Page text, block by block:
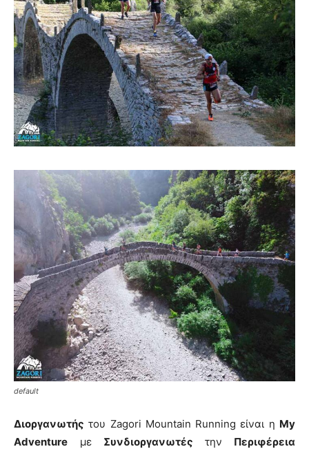
default
Διοργανωτής του Zagori Mountain Running είναι η My
Adventure με Συνδιοργανωτές την Περιφέρεια